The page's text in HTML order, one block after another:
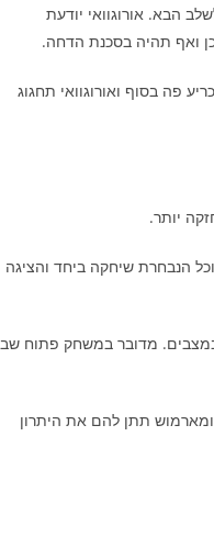
3 נקודות יקרות ולקרב אותה לשלב הבא. אורוגוואי יודעת
ואף תהיה בסכנת הדחה.
פה בסוף ואורוגוואי תחגוג
יותר.
הנבחרת שיחקה ביחד והציגה
במצבים. מדובר במשחק פתוח
תתן להם את היתרון